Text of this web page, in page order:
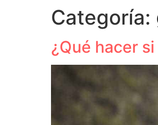
Categoría:
¿Qué hacer